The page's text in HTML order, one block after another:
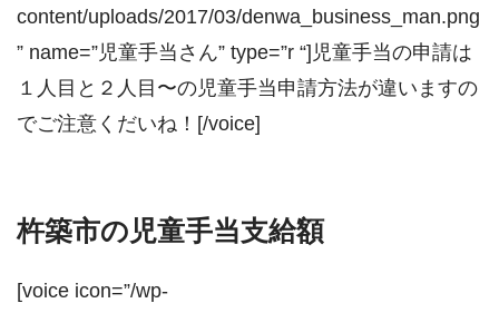
content/uploads/2017/03/denwa_business_man.png
” name=”児童手当さん” type=”r “]児童手当の申請は
１人目と２人目〜の児童手当申請方法が違いますの
でご注意くだいね！[/voice]
杵築市の児童手当支給額
[voice icon=”/wp-